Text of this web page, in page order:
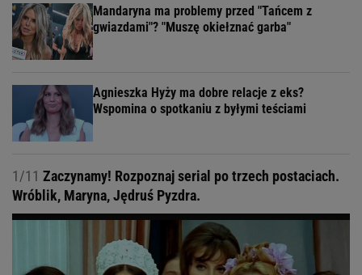
Mandaryna ma problemy przed "Tańcem z
gwiazdami"? "Muszę okiełznać garba"
Agnieszka Hyży ma dobre relacje z eks?
Wspomina o spotkaniu z byłymi teściami
1/11 Zaczynamy! Rozpoznaj serial po trzech postaciach.
Wróblik, Maryna, Jędruś Pyzdra.